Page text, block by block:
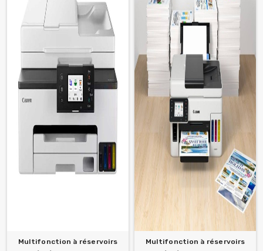
Multifonction à réservoirs
Multifonction à réservoirs